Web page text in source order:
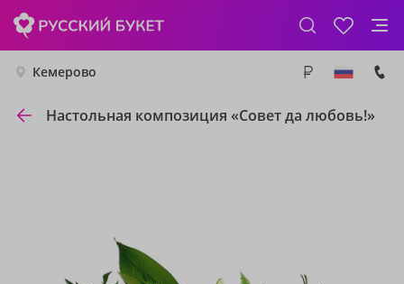
Кемерово
Настольная композиция «Совет да любовь!»